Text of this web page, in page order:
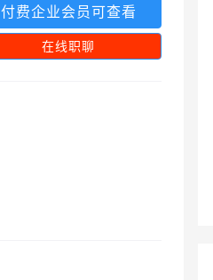
付费企业会员可查看
在线职聊